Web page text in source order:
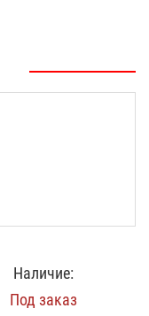
Наличие:
Под заказ